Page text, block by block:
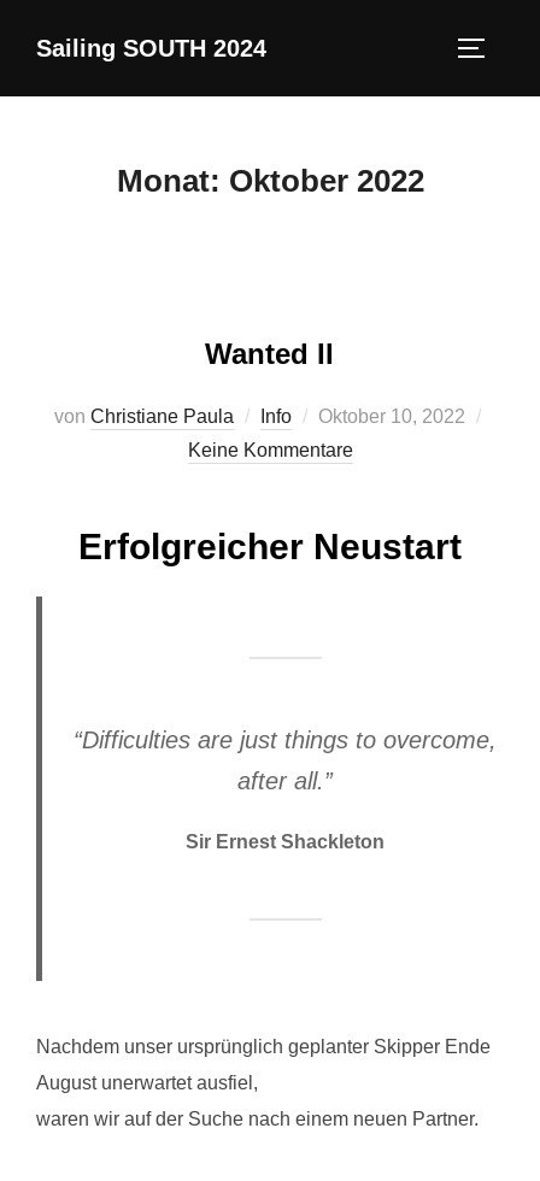
InhaltSailing SOUTH 2024
Monat: Oktober 2022
Wanted II
von Christiane Paula Info
Veröffentlicht
am
Oktober 10, 2022
Keine Kommentare
Erfolgreicher Neustart
“Difficulties are just things to overcome,
after all.”
Sir Ernest Shackleton
Nachdem unser ursprünglich geplanter Skipper Ende
August unerwartet ausfiel,
waren wir auf der Suche nach einem neuen Partner.